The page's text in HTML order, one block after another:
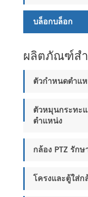
บล็อกบล็อก
ผลิตภัณฑ์สำ
ตัวกำหนดตำแ
ตัวหมุนกระทะ
ตำแหน่ง
กล้อง PTZ รัก
โครงและตู้ใส่ก